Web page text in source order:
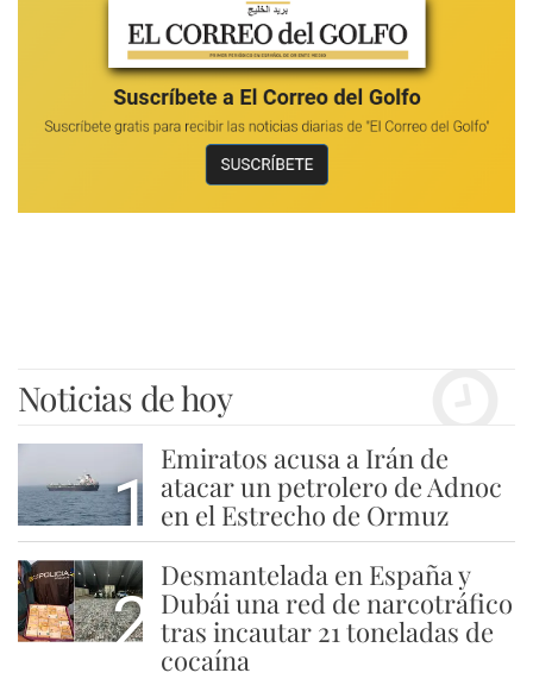
Noticias de hoy
1
Emiratos acusa a Irán de
atacar un petrolero de Adnoc
en el Estrecho de Ormuz
2
Desmantelada en España y
Dubái una red de narcotráfico
tras incautar 21 toneladas de
cocaína